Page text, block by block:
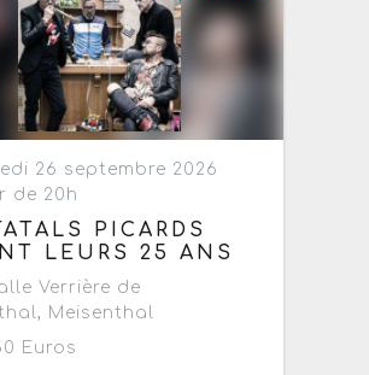
26 septembre 2026
de 20h
PICARDS
LEURS 25 ANS
Verrière de
, Meisenthal
Euros